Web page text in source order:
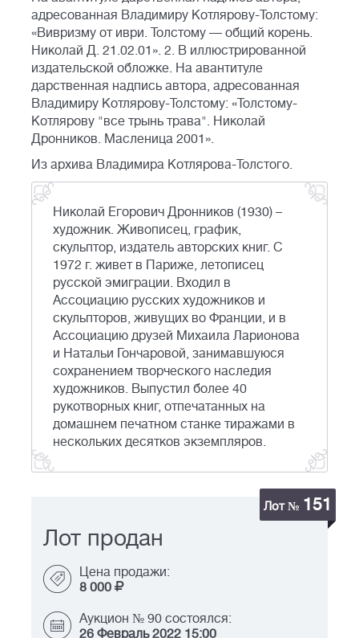
адресованная Владимиру Котлярову-Толстому:
«Вивризму от иври. Толстому — общий корень.
Николай Д. 21.02.01». 2. В иллюстрированной
издательской обложке. На авантитуле
дарственная надпись автора, адресованная
Владимиру Котлярову-Толстому: «Толстому-
Котлярову "все трынь трава". Николай
Дронников. Масленица 2001».
Из архива Владимира Котлярова-Толстого.
Николай Егорович Дронников (1930) –
художник. Живописец, график,
скульптор, издатель авторских книг. С
1972 г. живет в Париже, летописец
русской эмиграции. Входил в
Ассоциацию русских художников и
скульпторов, живущих во Франции, и в
Ассоциацию друзей Михаила Ларионова
и Натальи Гончаровой, занимавшуюся
сохранением творческого наследия
художников. Выпустил более 40
рукотворных книг, отпечатанных на
домашнем печатном станке тиражами в
нескольких десятков экземпляров.
Лот № 151
Лот продан
Цена продажи:
8 000
Аукцион № 90 состоялся:
26 Февраль 2022 15:00